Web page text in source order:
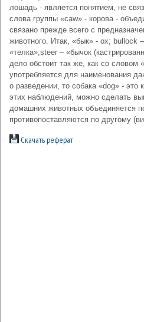
лошадь - является понятием, не
слова группы «caw» - корова -
связано прежде всего с
животного. Итак, «бык» - ox; bullock
«телка»;steer – «бычок
дело обстоит так же, как со словом
употребляется для наименования
о разведении, то собака «dog» -
этих наблюдений, можно сделать
домашних животных объединяется
противопоставляются по другому
Скачать реферат